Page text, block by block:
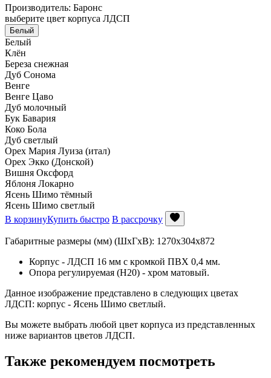
Производитель: Баронс
выберите цвет корпуса ЛДСП
Белый
Белый
Клён
Береза снежная
Дуб Сонома
Венге
Венге Цаво
Дуб молочный
Бук Бавария
Коко Бола
Дуб светлый
Орех Мария Луиза (итал)
Орех Экко (Донской)
Вишня Оксфорд
Яблоня Локарно
Ясень Шимо тёмный
Ясень Шимо светлый
В корзинуКупить быстро В рассрочку
Габаритные размеры (мм) (ШхГхВ): 1270х304х872
Корпус - ЛДСП 16 мм с кромкой ПВХ 0,4 мм.
Опора регулируемая (Н20) - хром матовый.
Данное изображение представлено в следующих цветах
ЛДСП: корпус - Ясень Шимо светлый.
Вы можете выбрать любой цвет корпуса из представленных
ниже вариантов цветов ЛДСП.
Также рекомендуем посмотреть